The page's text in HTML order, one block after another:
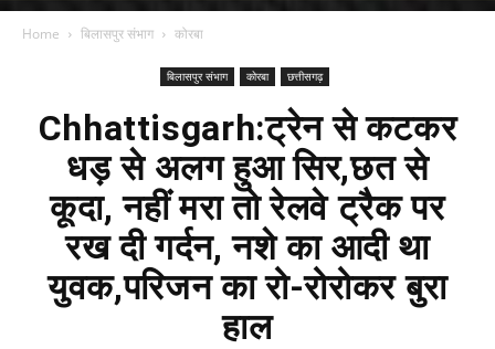
Home बिलासपुर संभाग कोरबा
बिलासपुर संभाग कोरबा छत्तीसगढ़
Chhattisgarh:ट्रेन से कटकर
धड़ से अलग हुआ सिर,छत से
कूदा, नहीं मरा तो रेलवे ट्रैक पर
रख दी गर्दन, नशे का आदी था
युवक,परिजन का रो-रोरोकर बुरा
हाल